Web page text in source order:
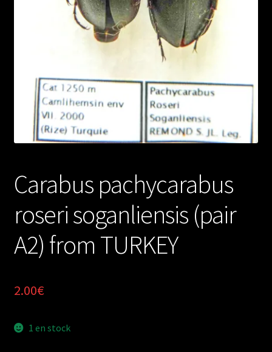
Carabus pachycarabus
roseri soganliensis (pair
A2) from TURKEY
2.00€
1 en stock